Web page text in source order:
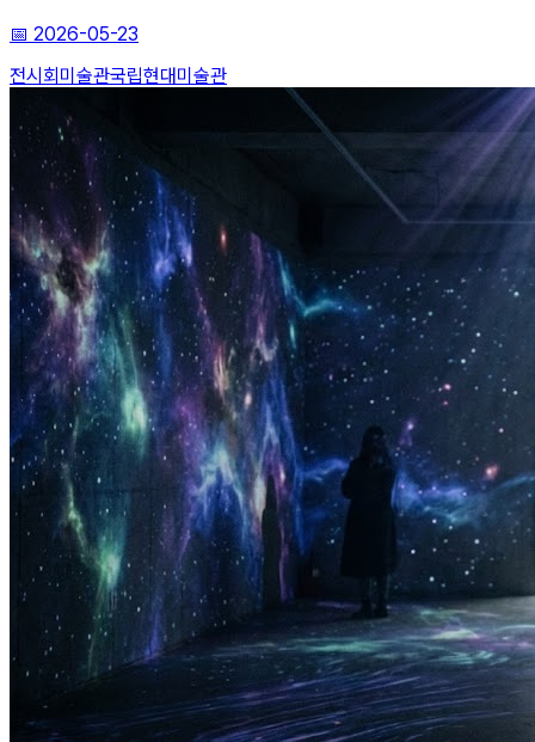
📅 2026-05-23
전시회 미술관국립현대미술관